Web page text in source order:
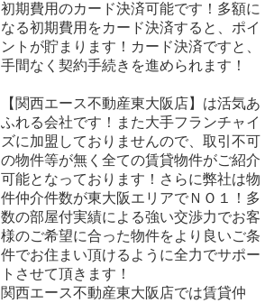
初期費用のカード決済可能です！多額に
なる初期費用をカード決済すると、ポイ
ントが貯まります！カード決済ですと、
手間なく契約手続きを進められます！
【関西エース不動産東大阪店】は活気あ
ふれる会社です！また大手フランチャイ
ズに加盟しておりませんので、取引不可
の物件等が無く全ての賃貸物件がご紹介
可能となっております！さらに弊社は物
件仲介件数が東大阪エリアでＮＯ１！多
数の部屋付実績による強い交渉力でお客
様のご希望に合った物件をより良いご条
件でお住まい頂けるように全力でサポー
トさせて頂きます！
関西エース不動産東大阪店では賃貸仲